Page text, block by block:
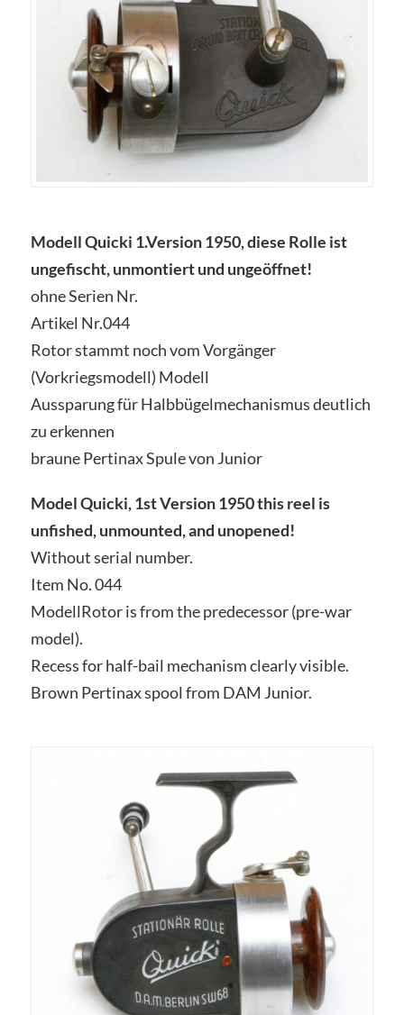
Modell Quicki 1.Version 1950, diese Rolle ist
ungefischt, unmontiert und ungeöffnet!
ohne Serien Nr.
Artikel Nr.044
Rotor stammt noch vom Vorgänger
(Vorkriegsmodell) Modell
Aussparung für Halbbügelmechanismus deutlich
zu erkennen
braune Pertinax Spule von Junior
Model Quicki, 1st Version 1950 this reel is
unfished, unmounted, and unopened!
Without serial number.
Item No. 044
ModellRotor is from the predecessor (pre-war
model).
Recess for half-bail mechanism clearly visible.
Brown Pertinax spool from DAM Junior.